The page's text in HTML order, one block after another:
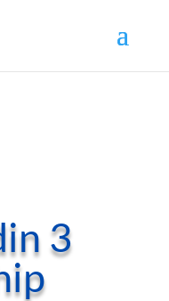
3